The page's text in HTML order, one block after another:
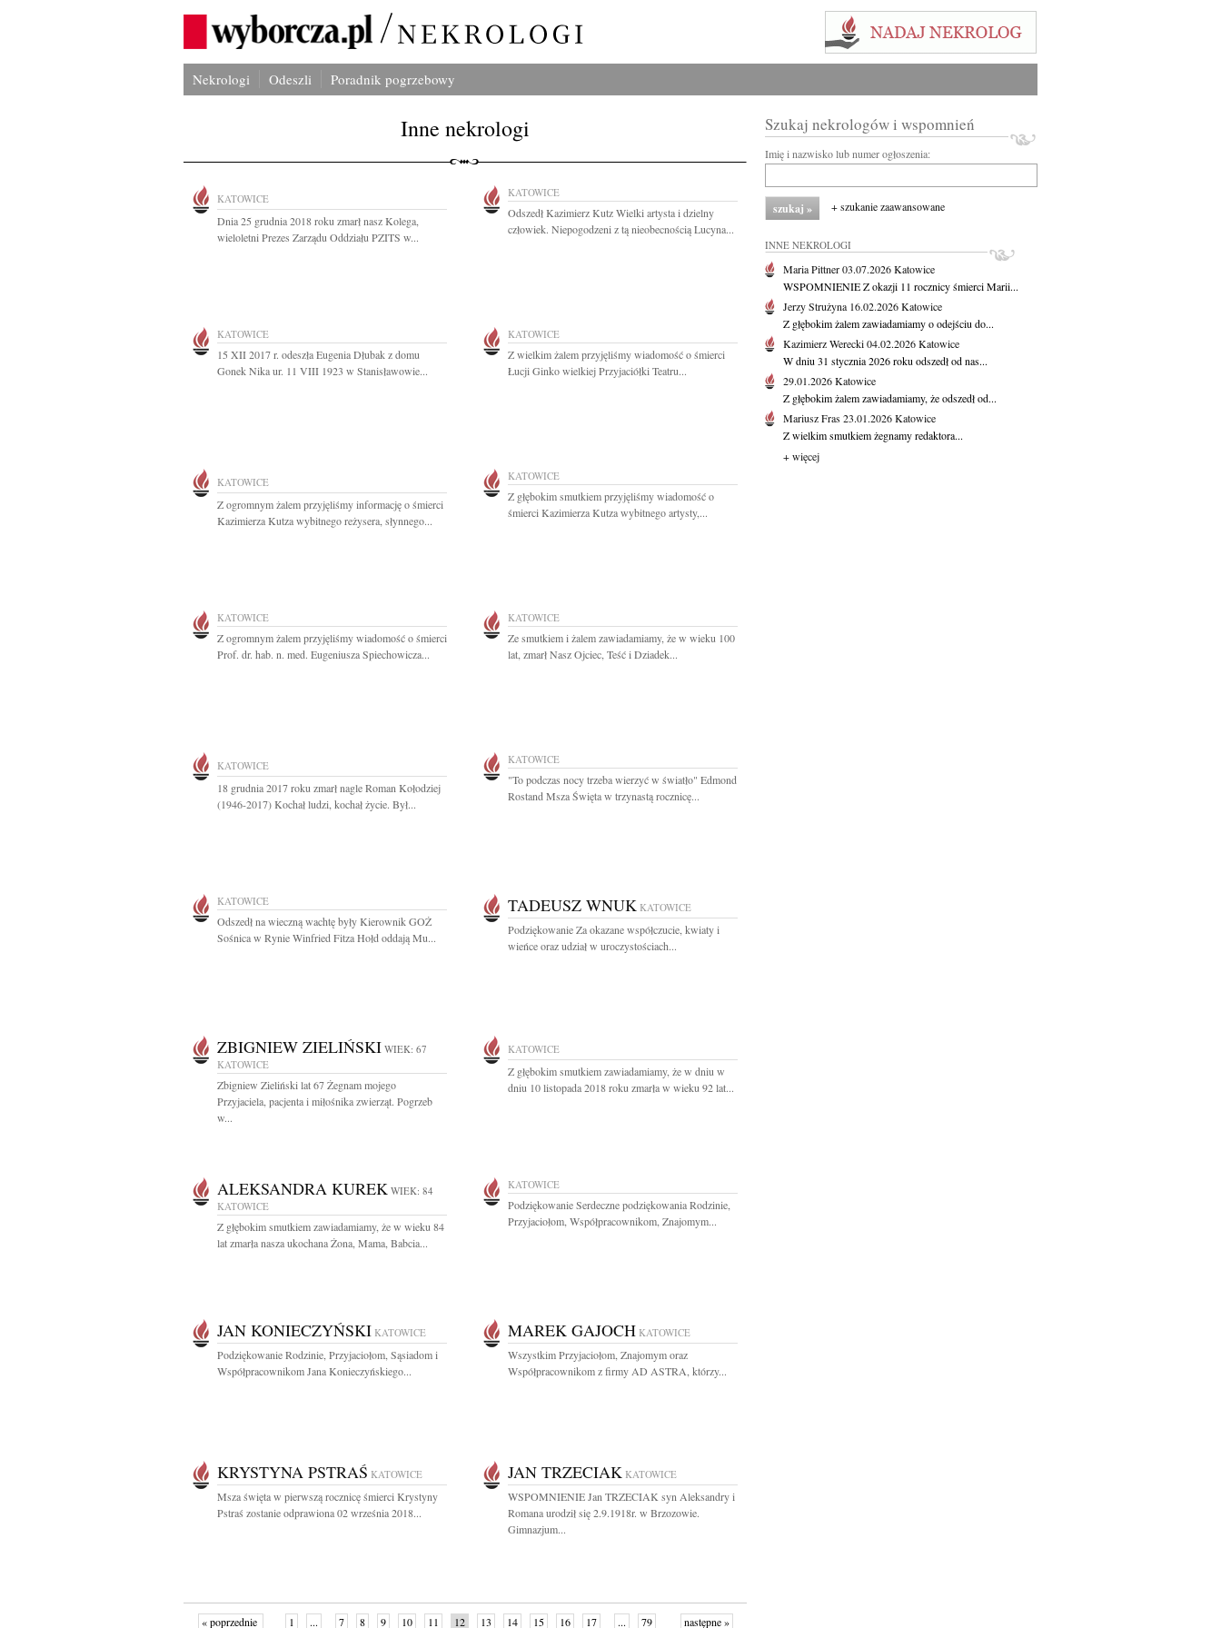
Nekrologi Odeszli Poradnik pogrzebowy
Inne nekrologi
KATOWICE
Dnia 25 grudnia 2018 roku zmarł nasz Kolega,
wieloletni Prezes Zarządu Oddziału PZITS w...
KATOWICE
Odszedł Kazimierz Kutz Wielki artysta i dzielny
człowiek. Niepogodzeni z tą nieobecnością Lucyna...
KATOWICE
15 XII 2017 r. odeszła Eugenia Dłubak z domu
Gonek Nika ur. 11 VIII 1923 w Stanisławowie...
KATOWICE
Z wielkim żalem przyjęliśmy wiadomość o śmierci
Łucji Ginko wielkiej Przyjaciółki Teatru...
KATOWICE
Z ogromnym żalem przyjęliśmy informację o śmierci
Kazimierza Kutza wybitnego reżysera, słynnego...
KATOWICE
Z głębokim smutkiem przyjęliśmy wiadomość o
śmierci Kazimierza Kutza wybitnego artysty,...
KATOWICE
Z ogromnym żalem przyjęliśmy wiadomość o śmierci
Prof. dr. hab. n. med. Eugeniusza Spiechowicza...
KATOWICE
Ze smutkiem i żalem zawiadamiamy, że w wieku 100
lat, zmarł Nasz Ojciec, Teść i Dziadek...
KATOWICE
18 grudnia 2017 roku zmarł nagle Roman Kołodziej
(1946-2017) Kochał ludzi, kochał życie. Był...
KATOWICE
"To podczas nocy trzeba wierzyć w światło" Edmond
Rostand Msza Święta w trzynastą rocznicę...
KATOWICE
Odszedł na wieczną wachtę były Kierownik GOŻ
Sośnica w Rynie Winfried Fitza Hołd oddają Mu...
TADEUSZ WNUK KATOWICE
Podziękowanie Za okazane współczucie, kwiaty i
wieńce oraz udział w uroczystościach...
ZBIGNIEW ZIELIŃSKI WIEK: 67
KATOWICE
Zbigniew Zieliński lat 67 Żegnam mojego
Przyjaciela, pacjenta i miłośnika zwierząt. Pogrzeb
w...
KATOWICE
Z głębokim smutkiem zawiadamiamy, że w dniu w
dniu 10 listopada 2018 roku zmarła w wieku 92 lat...
ALEKSANDRA KUREK WIEK: 84
KATOWICE
Z głębokim smutkiem zawiadamiamy, że w wieku 84
lat zmarła nasza ukochana Żona, Mama, Babcia...
KATOWICE
Podziękowanie Serdeczne podziękowania Rodzinie,
Przyjaciołom, Współpracownikom, Znajomym...
JAN KONIECZYŃSKI KATOWICE
Podziękowanie Rodzinie, Przyjaciołom, Sąsiadom i
Współpracownikom Jana Konieczyńskiego...
MAREK GAJOCH KATOWICE
Wszystkim Przyjaciołom, Znajomym oraz
Współpracownikom z firmy AD ASTRA, którzy...
KRYSTYNA PSTRAŚ KATOWICE
Msza święta w pierwszą rocznicę śmierci Krystyny
Pstraś zostanie odprawiona 02 września 2018...
JAN TRZECIAK KATOWICE
WSPOMNIENIE Jan TRZECIAK syn Aleksandry i
Romana urodził się 2.9.1918r. w Brzozowie.
Gimnazjum...
« poprzednie 1 ... 7 8 9 10 11 12 13 14 15 16 17 ... 79 następne »
Szukaj nekrologów i wspomnień
Imię i nazwisko lub numer ogłoszenia:
+ szukanie zaawansowane
INNE NEKROLOGI
Maria Pittner03.07.2026Katowice
WSPOMNIENIE Z okazji 11 rocznicy śmierci Marii...
Jerzy Strużyna 16.02.2026Katowice
Z głębokim żalem zawiadamiamy o odejściu do...
Kazimierz Werecki04.02.2026Katowice
W dniu 31 stycznia 2026 roku odszedł od nas...
29.01.2026Katowice
Z głębokim żalem zawiadamiamy, że odszedł od...
Mariusz Fras23.01.2026Katowice
Z wielkim smutkiem żegnamy redaktora...
+ więcej